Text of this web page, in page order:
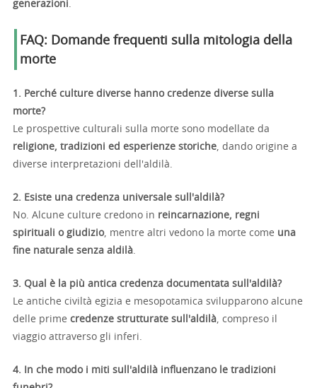
generazioni.
FAQ: Domande frequenti sulla mitologia della
morte
1. Perché culture diverse hanno credenze diverse sulla
morte?
Le prospettive culturali sulla morte sono modellate da
religione, tradizioni ed esperienze storiche, dando origine a
diverse interpretazioni dell'aldilà.
2. Esiste una credenza universale sull'aldilà?
No. Alcune culture credono in reincarnazione, regni
spirituali o giudizio, mentre altri vedono la morte come una
fine naturale senza aldilà.
3. Qual è la più antica credenza documentata sull'aldilà?
Le antiche civiltà egizia e mesopotamica svilupparono alcune
delle prime credenze strutturate sull'aldilà, compreso il
viaggio attraverso gli inferi.
4. In che modo i miti sull'aldilà influenzano le tradizioni